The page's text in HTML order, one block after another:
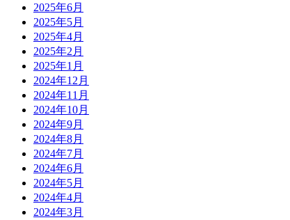
2025年6月
2025年5月
2025年4月
2025年2月
2025年1月
2024年12月
2024年11月
2024年10月
2024年9月
2024年8月
2024年7月
2024年6月
2024年5月
2024年4月
2024年3月